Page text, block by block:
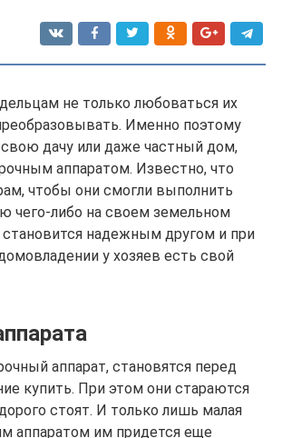
не только любоваться их
Именно поэтому
дачу или даже частный дом,
аппаратом. Известно, что
чтобы они смогли выполнить
чего-либо на своем земельном
становится надежным другом и при
у хозяев есть свой
аппарат, становятся перед
купить. При этом они стараются
стоят. И только лишь малая
аппаратом им придется еще